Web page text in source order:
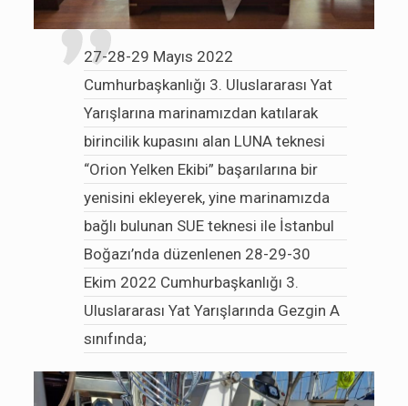
27-28-29 Mayıs 2022
Cumhurbaşkanlığı 3. Uluslararası Yat
Yarışlarına marinamızdan katılarak
birincilik kupasını alan LUNA teknesi
“Orion Yelken Ekibi” başarılarına bir
yenisini ekleyerek, yine marinamızda
bağlı bulunan SUE teknesi ile İstanbul
Boğazı’nda düzenlenen 28-29-30
Ekim 2022 Cumhurbaşkanlığı 3.
Uluslararası Yat Yarışlarında Gezgin A
sınıfında;